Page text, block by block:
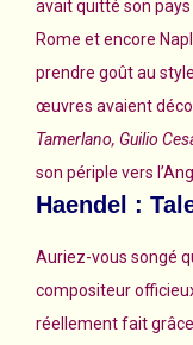
avait quitté son pays
Rome et encore
prendre goût au
œuvres avaient
Tamerlano, Guilio
son périple vers
Haendel :
Auriez-vous songé
compositeur
réellement fait